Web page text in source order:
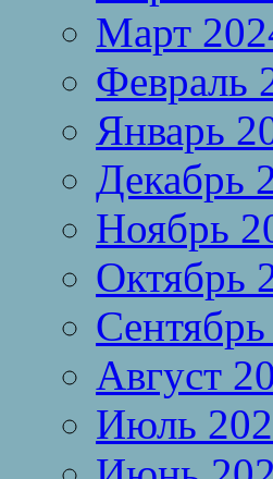
Март
Февраль
Январь
Декабрь
Ноябрь
Октябрь
Август
Июль